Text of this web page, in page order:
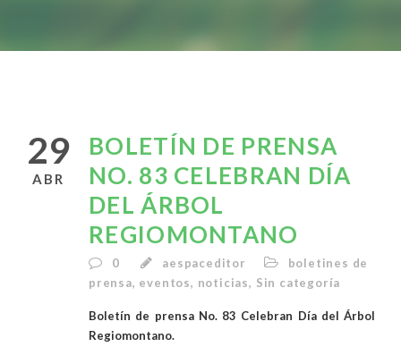
29
ABR
BOLETÍN DE PRENSA
NO. 83 CELEBRAN DÍA
DEL ÁRBOL
REGIOMONTANO
0 aespaceditor
boletines de
prensa, eventos, noticias, Sin categoría
Boletín de prensa No. 83 Celebran Día del Árbol
Regiomontano.